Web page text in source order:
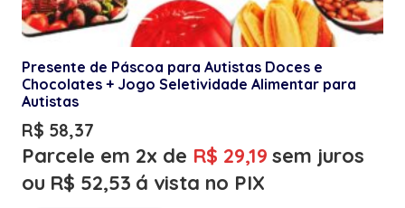
Presente de Páscoa para Autistas Doces e
Chocolates + Jogo Seletividade Alimentar para
Autistas
R$ 58,37
Parcele em 2x de R$ 29,19 sem juros
ou R$ 52,53 á vista no PIX